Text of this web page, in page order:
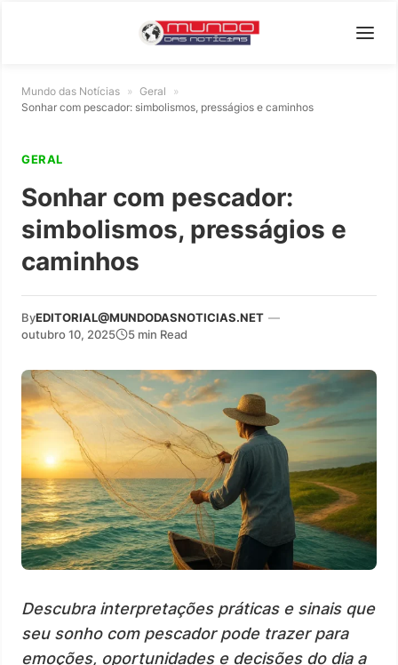
Mundo das Notícias » Geral
»
Sonhar com pescador: simbolismos, presságios e caminhos
GERAL
Sonhar com pescador:
simbolismos, presságios e
caminhos
ByEDITORIAL@MUNDODASNOTICIAS.NET —
outubro 10, 2025
5 min Read
Descubra interpretações práticas e sinais que
seu sonho com pescador pode trazer para
emoções, oportunidades e decisões do dia a